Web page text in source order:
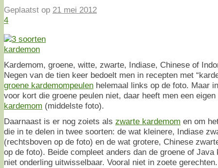
Geplaatst op 21 mei 2012
4
Kardemom, groene, witte, zwarte, Indiase, Chinese of
Negen van de tien keer bedoelt men in recepten met
groene kardemompeulen helemaal links op de foto. Maar
voor kort die groene peulen niet, daar heeft men een
kardemom (middelste foto).
Daarnaast is er nog zoiets als zwarte kardemom en om
die in te delen in twee soorten: de wat kleinere, Indiase
(rechtsboven op de foto) en de wat grotere, Chinese
op de foto). Beide compleet anders dan de groene of Java
niet onderling uitwisselbaar. Vooral niet in zoete gerechten.